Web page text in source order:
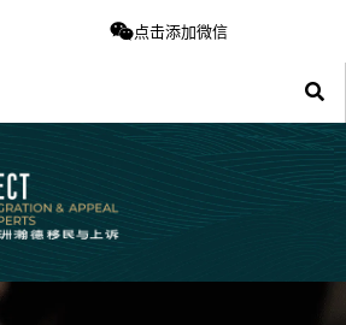
点击添加微信